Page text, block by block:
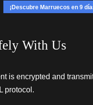
¡Descubre Marruecos en 9
With Us
is encrypted and
protocol.